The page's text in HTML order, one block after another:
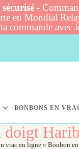
-
en Mondial
commande avec
BONBONS EN
doigt
vrac en ligne» Bonbon